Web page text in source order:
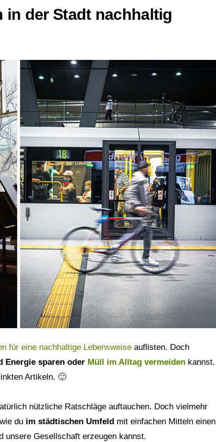
in der Stadt nachhaltig
für eine nachhaltige Lebensweise auflisten. Doch
Energie sparen oder Müll im Alltag vermeiden kannst.
Artikeln. 🙂
nützliche Ratschläge auftauchen. Doch vielmehr
du im städtischen Umfeld mit einfachen Mitteln einen
unsere Gesellschaft erzeugen kannst.